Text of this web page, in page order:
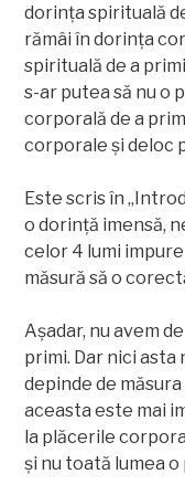
dorinţa spirituală
rămâi în dorinţa
spirituală de a
s-ar putea să nu o
corporală de a
corporale și deloc
Este scris în
o dorință imensă,
celor 4 lumi
măsură să o
Aşadar, nu avem
primi. Dar nici
depinde de
aceasta este mai
la plăcerile
și nu toată lumea